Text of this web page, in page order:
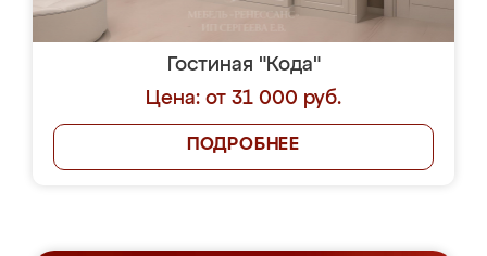
Гостиная "Кода"
Цена: от 31 000 руб.
ПОДРОБНЕЕ